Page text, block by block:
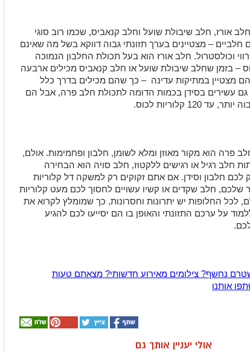
אורז, חלב שיבולת שועל וחלב קנאביס, שכמו רוב סוגי
– מצטיינים בערך תזונתי גבוה דווקא בשל מה שאינם
וכולסטרול. חלב אורז הוא בעל תכולת החלבון הנמוכה
– בזמן שחלב שיבולת שועל או חלב קנאביס מכילים ארבעה
מצטיין במתיקות עדינה – כך שהם מכילים בדרך כלל
גם עשירים בסידן בכמות הדומה לתכולת חלב פרה, אבל הם
קלוריות לכוס.
פרה הוא מקור מאוזן ומלא לשומן, חלבון ופחמימות. אולם,
חלב רגיל או רגישים ללקטוז, חלב סויה הוא הבחירה
חלבון וסידן. אם אתם זקוקים רק למשקה דל קלוריות
שלכם, חלב שקדים או קשיו עשויים לחסוך לכם מעט קלוריות
לכל החלופות יש יתרונות וחסרונות, כך שמומלץ לקרוא את
על ערכם התזונתי והאופן בו הם יסייעו לכם להגיע
נחשף? צילומים מאירוע חדשותי? מצאתם טעות
אותנו
אולי יעניין אותך גם